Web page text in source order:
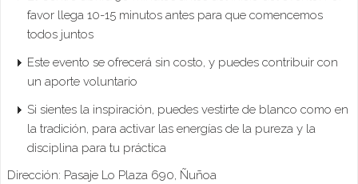
favor llega 10-15 minutos antes para que comencemos
todos juntos
Este evento se ofrecerá sin costo, y puedes contribuir con
un aporte voluntario
Si sientes la inspiración, puedes vestirte de blanco como en
la tradición, para activar las energías de la pureza y la
disciplina para tu práctica
Dirección: Pasaje Lo Plaza 690, Ñuñoa